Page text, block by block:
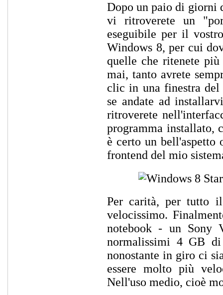
Dopo un paio di giorni
vi ritroverete un
eseguibile per il
Windows 8, per cui
quelle che ritenete
mai, tanto avrete
clic in una finestra del
se andate ad
ritroverete
programma installato,
è certo un
frontend del mio
Per carità, per tutto
velocissimo.
notebook - un Sony
normalissimi 4 GB
nonostante in giro ci
essere molto più
Nell'uso medio, cioè